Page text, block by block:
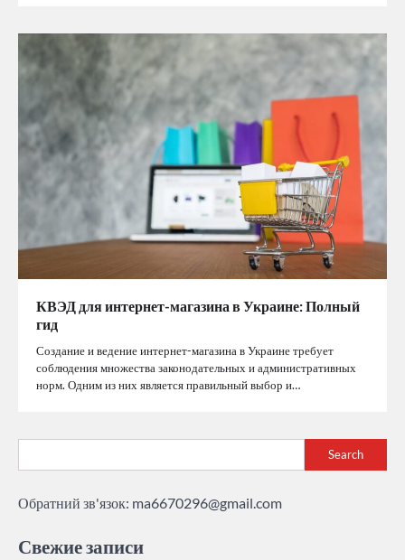
КВЭД для интернет-магазина в Украине: Полный
гид
Создание и ведение интернет-магазина в Украине требует
соблюдения множества законодательных и административных
норм. Одним из них является правильный выбор и…
Search
Обратний зв'язок: ma6670296@gmail.com
Свежие записи